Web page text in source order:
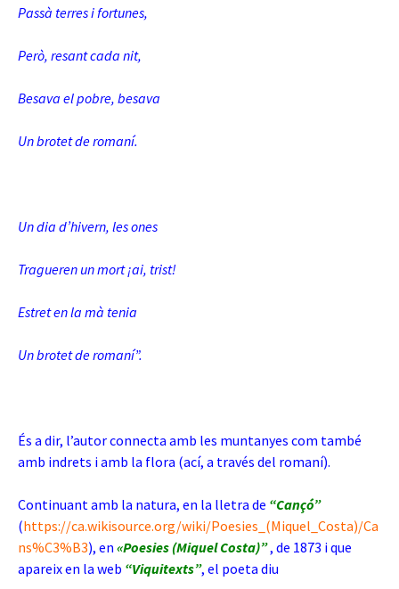
Passà terres i fortunes,
Però, resant cada nit,
Besava el pobre, besava
Un brotet de romaní.
Un dia d’hivern, les ones
Tragueren un mort ¡ai, trist!
Estret en la mà tenia
Un brotet de romaní”.
És a dir, l’autor connecta amb les muntanyes com també
amb indrets i amb la flora (ací, a través del romaní).
Continuant amb la natura, en la lletra de “Cançó”
(https://ca.wikisource.org/wiki/Poesies_(Miquel_Costa)/Ca
ns%C3%B3), en «Poesies (Miquel Costa)”, de 1873 i que
apareix en la web “Viquitexts”, el poeta diu